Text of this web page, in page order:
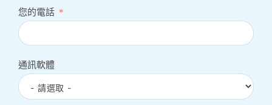
您的電話
通訊軟體